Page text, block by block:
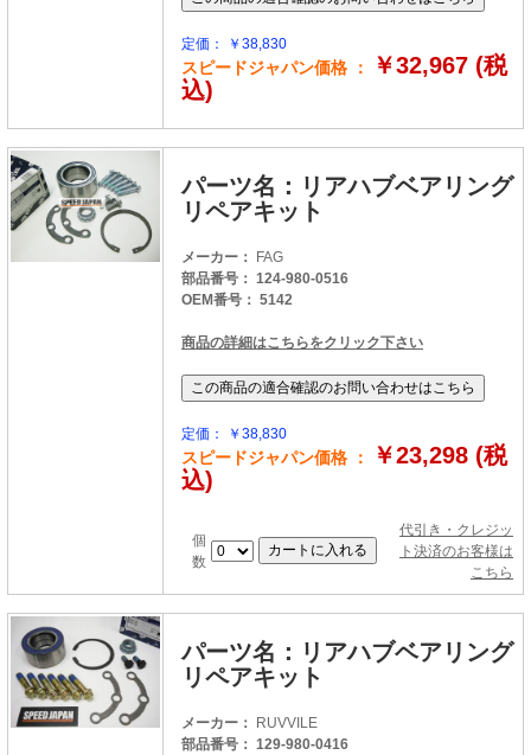
定価： ￥38,830
スピードジャパン価格 ：
￥32,967 (税
込)
パーツ名：リアハブベアリング
リペアキット
メーカー： FAG
部品番号： 124-980-0516
OEM番号： 5142
商品の詳細はこちらをクリック下さい
定価： ￥38,830
スピードジャパン価格 ：
￥23,298 (税
込)
個
数
代引き・クレジッ
ト決済のお客様は
こちら
パーツ名：リアハブベアリング
リペアキット
メーカー： RUVVILE
部品番号： 129-980-0416